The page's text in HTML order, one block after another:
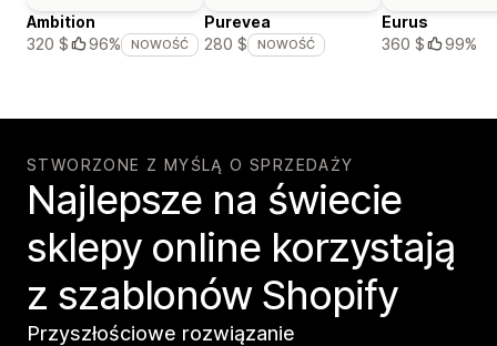
Ambition
320 $
96% NOWOŚĆ
Purevea
280 $
NOWOŚĆ
Eurus
360 $
99%
STWORZONE Z MYŚLĄ O SPRZEDAŻY
Najlepsze na świecie
sklepy online korzystają
z szablonów Shopify
Przyszłościowe rozwiązanie